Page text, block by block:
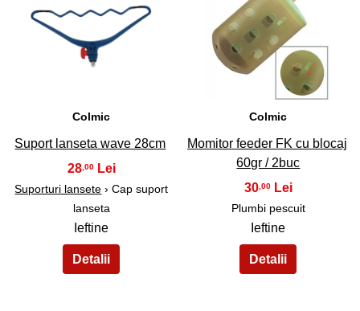
33
Colmic
Suport lanseta wave 28cm
28 ,00
Suporturi lansete › Cap suport
lanseta
Ieftine
34
Colmic
Momitor feeder FK cu blocaj
60gr / 2buc
30,00
Plumbi pescuit
Ieftine